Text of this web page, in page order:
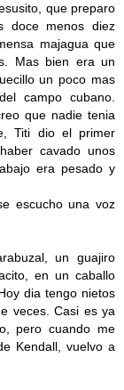
que preparo
doce menos diez
majagua que
Mas bien era un
un poco mas
campo cubano.
que nadie tenia
Titi dio el primer
cavado unos
era pesado y
escucho una voz
un guajiro
en un caballo
dia tengo nietos
veces. Casi es ya
pero cuando me
Kendall, vuelvo a